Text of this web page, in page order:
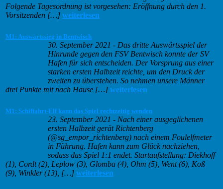
Folgende Tagesordnung ist vorgesehen: Eröffnung durch den 1.
Vorsitzenden […] weiterlesen
M1: Auswärtssieg in Bentwisch
30. September 2021 - Das dritte Auswärtsspiel der
Hinrunde gegen den FSV Bentwisch konnte der SV
Hafen für sich entscheiden. Der Vorsprung aus einer
starken ersten Halbzeit reichte, um den Druck der
zweiten zu überstehen. So nehmen unsere Männer
drei Punkte mit nach Hause […] weiterlesen
M1: Schiffahrt-Elf kann das Spiel rechtzeitig wenden
23. September 2021 - Nach einer ausgeglichenen
ersten Halbzeit gerät Richtenberg
(@sg_empor_richtenberg) nach einem Foulelfmeter
in Führung. Hafen kann zum Glück nachziehen,
sodass das Spiel 1:1 endet. Startaufstellung: Diekhoff
(1), Cordt (2), Leplow (3), Glomba (4), Ohm (5), Went (6), Koß
(9), Winkler (13), […] weiterlesen